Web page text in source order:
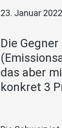
23. Januar 2022
Die
das aber
konkret 3